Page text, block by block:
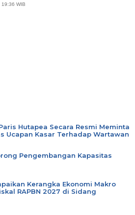
WIB
Hutapea Secara Resmi Meminta
Ucapan Kasar Terhadap Wartawan
Pengembangan Kapasitas
Kerangka Ekonomi Makro
RAPBN 2027 di Sidang